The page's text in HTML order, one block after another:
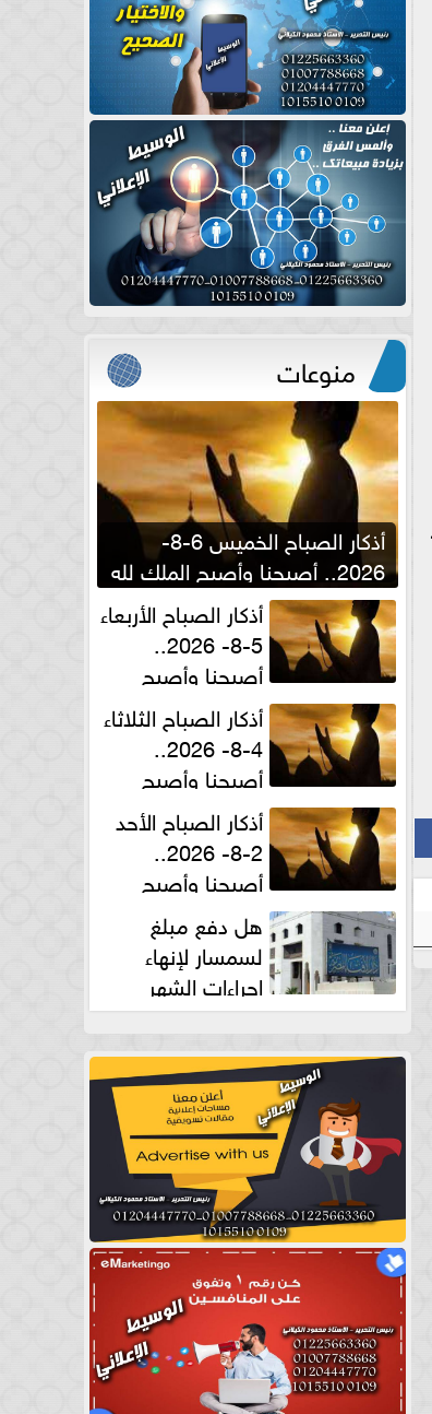
منوعات
أذكار الصباح الخميس 6-8-
2026.. أصبحنا وأصبح الملك لله
والحمد لله
أذكار الصباح الأربعاء
5-8- 2026..
أصبحنا وأصبح
الملك لله والحمد للهأذكار الصباح الثلاثاء
4-8- 2026..
أصبحنا وأصبح
الملك لله والحمد للهأذكار الصباح الأحد
2-8- 2026..
أصبحنا وأصبح
الملك لله والحمد للههل دفع مبلغ
لسمسار لإنهاء
إجراءات الشهر
العقارى حلال؟.. أمين الفتوى يجيب